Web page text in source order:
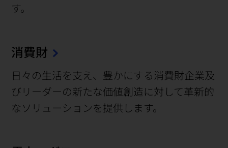
す。
消費財
日々の生活を支え、豊かにする消費財企業及
びリーダーの新たな価値創造に対して革新的
なソリューションを提供します。